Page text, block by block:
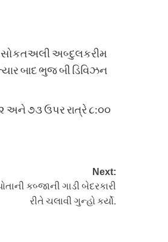
સોકતઅલી અબ્દુલકરીમ
બાદ ભુજ બી ડિવિઝન
અને ૭૩ ઉપર રાત્રે ૮:૦૦
Next:
કબ્જાની ગાડી બેદરકારી
રીતે ચલાવી ગુન્હો કર્યો.